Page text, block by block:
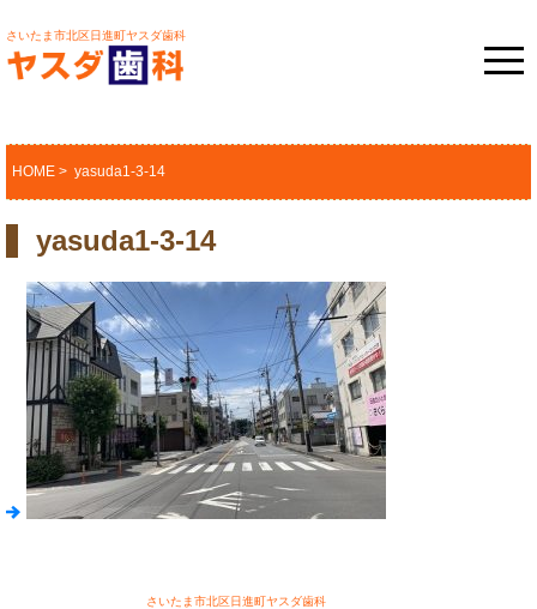
さいたま市北区日進町ヤスダ歯科
HOME > yasuda1-3-14
yasuda1-3-14
さいたま市北区日進町ヤスダ歯科